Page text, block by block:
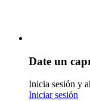
Date un
Inicia sesión y
Iniciar sesión